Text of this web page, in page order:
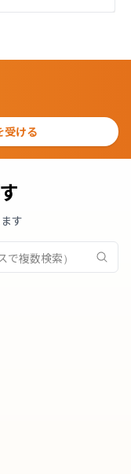
受ける
す